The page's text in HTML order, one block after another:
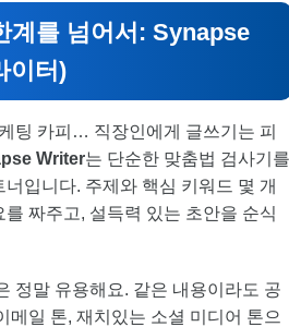
를 넘어서: Synapse
이터)
팅 카피… 직장인에게 글쓰기는 피
Writer는 단순한 맞춤법 검사기
입니다. 주제와 핵심 키워드 몇 개
짜주고, 설득력 있는 초안을 순식
정말 유용해요. 같은 내용이라도 공
메일 톤, 재치있는 소셜 미디어 톤으